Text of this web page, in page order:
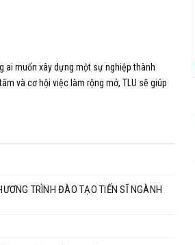
ai muốn xây dựng một sự nghiệp thành
và cơ hội việc làm rộng mở, TLU sẽ giúp
TRÌNH ĐÀO TẠO TIẾN SĨ NGÀNH